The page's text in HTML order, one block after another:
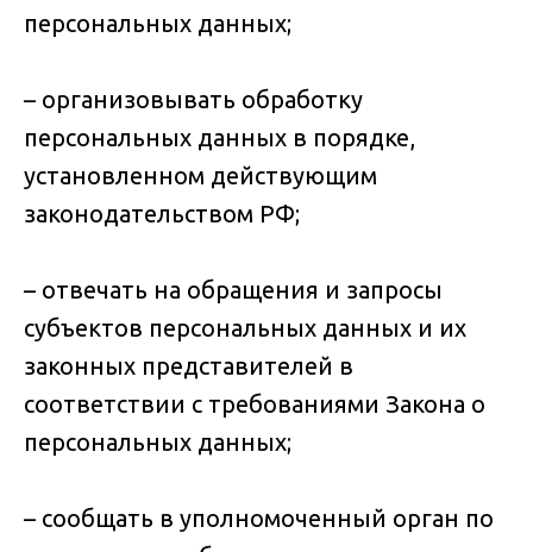
персональных данных;
– организовывать обработку
персональных данных в порядке,
установленном действующим
законодательством РФ;
– отвечать на обращения и запросы
субъектов персональных данных и их
законных представителей в
соответствии с требованиями Закона о
персональных данных;
– сообщать в уполномоченный орган по